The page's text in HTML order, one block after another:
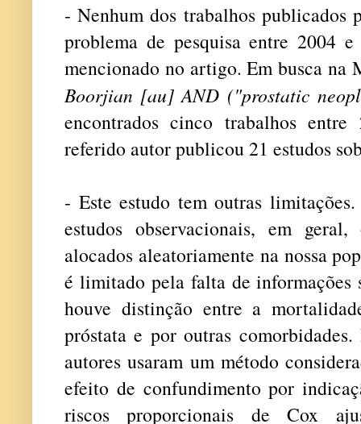
- Nenhum dos trabalhos publicados
problema de pesquisa entre 2004
mencionado no artigo.Em busca na
Boorjian [au] AND ("prostatic
encontrados cinco trabalhos
referido autor publicou 21 estudos
- Este estudo tem outras
estudos observacionais, em
alocados aleatoriamente na nossa
é limitado pela falta de informações
houve distinção entre a
próstata e por outras
autores usaram um método
efeito de confundimento por
riscos proporcionais de Cox